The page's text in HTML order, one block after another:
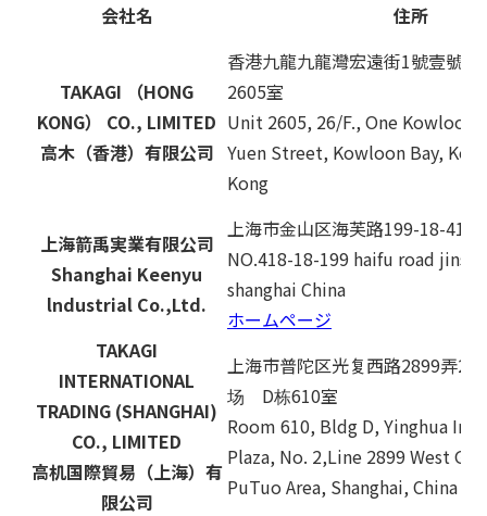
会社名 住所
TAKAGI （HONG
KONG） CO., LIMITED
高木（香港）有限公司
香港九龍九龍灣宏遠街1號壹號
2605室
Unit 2605, 26/F., One Kowloon,
Yuen Street, Kowloon Bay,
Kong
上海箭禹実業有限公司
Shanghai Keenyu
lndustrial Co.,Ltd.
上海市金山区海芙路199-18-418
NO.418-18-199 haifu road
shanghai China
ホームページ
TAKAGI
INTERNATIONAL
TRADING (SHANGHAI)
CO., LIMITED
高机国際貿易（上海）有
限公司
上海市普陀区光复西路2899弄2
场 D栋610室
Room 610, Bldg D, Yinghua
Plaza, No. 2,Line 2899 West
PuTuo Area, Shanghai, China